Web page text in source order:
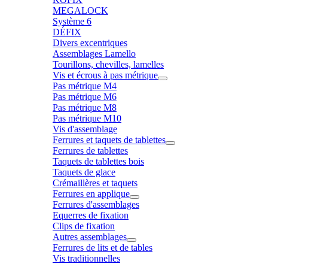
MEGALOCK
Système 6
DÉFIX
Divers excentriques
Assemblages Lamello
Tourillons, chevilles, lamelles
Vis et écrous à pas métrique
Pas métrique M4
Pas métrique M6
Pas métrique M8
Pas métrique M10
Vis d'assemblage
Ferrures et taquets de tablettes
Ferrures de tablettes
Taquets de tablettes bois
Taquets de glace
Crémaillères et taquets
Ferrures en applique
Ferrures d'assemblages
Equerres de fixation
Clips de fixation
Autres assemblages
Ferrures de lits et de tables
Vis traditionnelles